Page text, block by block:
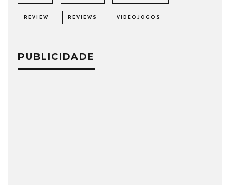
REVIEW REVIEWS VIDEOJOGOS
PUBLICIDADE